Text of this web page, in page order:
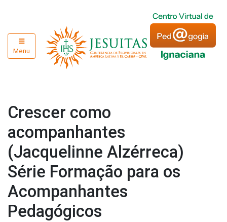
Menu
Crescer como
acompanhantes
(Jacquelinne Alzérreca)
Série Formação para os
Acompanhantes
Pedagógicos